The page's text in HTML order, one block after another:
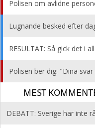
Polisen om avlidne
Lugnande besked efter
RESULTAT: Så gick det i
Polisen ber dig: "Dina
MEST
DEBATT: Sverige har inte